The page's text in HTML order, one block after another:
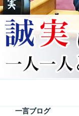
一言ブログ